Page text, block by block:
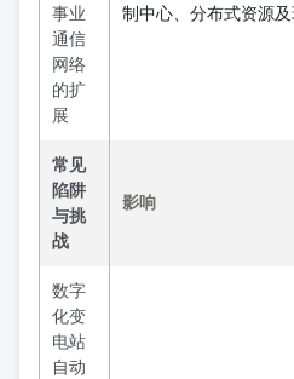
事业
通信
网络
的扩
展
制中心、分布式资源及
常见
陷阱
与挑
战
影响
数字
化变
电站
自动